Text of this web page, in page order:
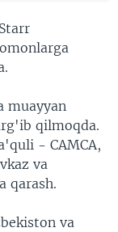
muayyan
qilmoqda.
- CAMCA,
va
qarash.
va